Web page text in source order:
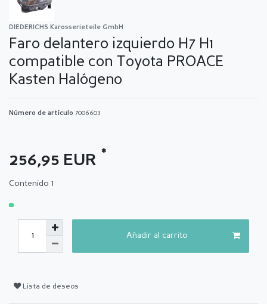
DIEDERICHS Karosserieteile GmbH
Faro delantero izquierdo H7 H1
compatible con Toyota PROACE
Kasten Halógeno
Número de artículo 7006603
256,95 EUR *
Contenido 1
Añadir al carrito
Lista de deseos